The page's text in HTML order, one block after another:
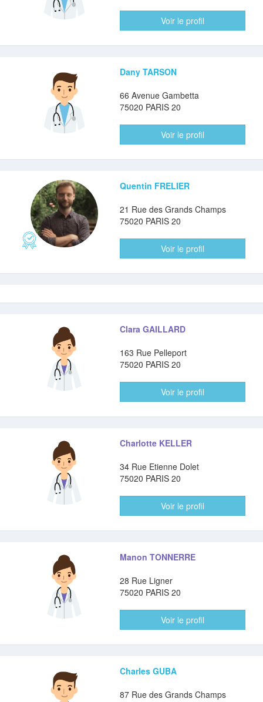
Voir le profil
Dany TARSON
66 Avenue Gambetta
75020 PARIS 20
Voir le profil
Quentin FRELIER
21 Rue des Grands Champs
75020 PARIS 20
Voir le profil
Clara GAILLARD
163 Rue Pelleport
75020 PARIS 20
Voir le profil
Charlotte KELLER
34 Rue Etienne Dolet
75020 PARIS 20
Voir le profil
Manon TONNERRE
28 Rue Ligner
75020 PARIS 20
Voir le profil
Charles GUBA
87 Rue des Grands Champs